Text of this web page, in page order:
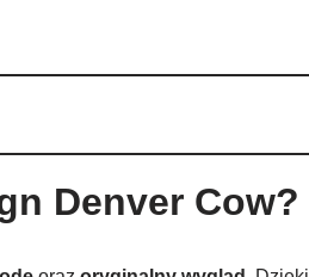
Denver Cow?